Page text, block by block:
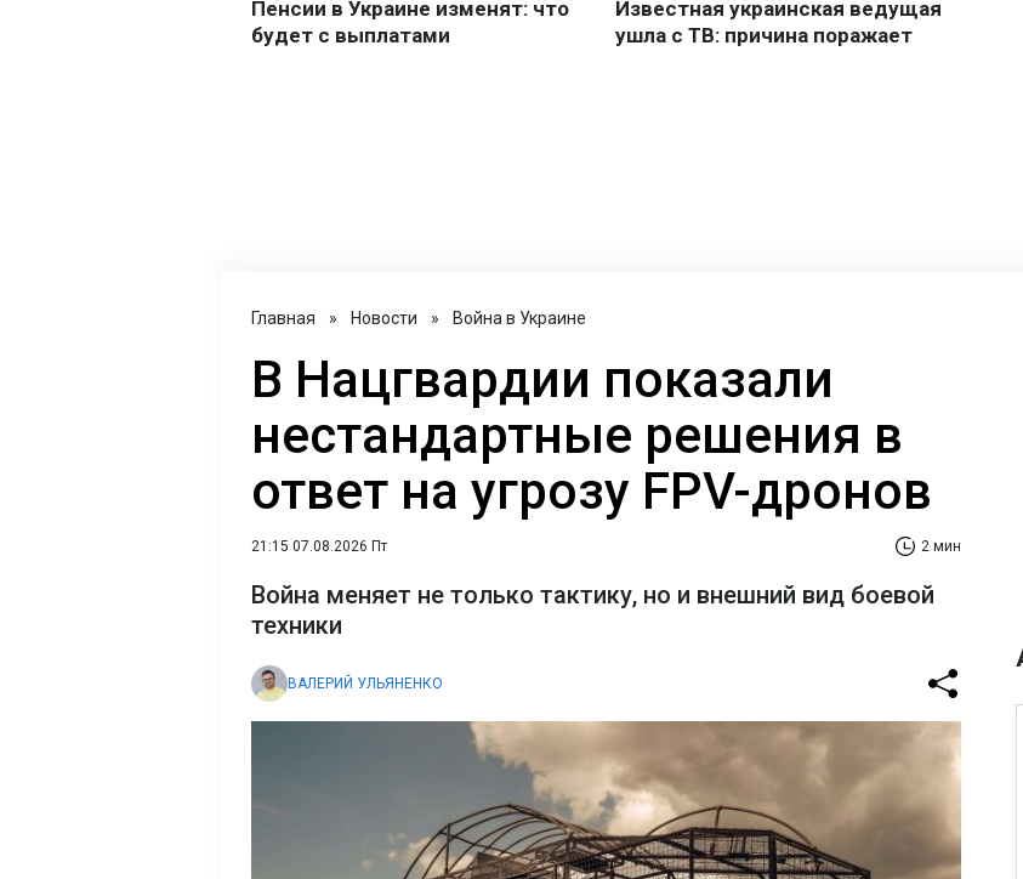
Главная » Новости » Война в Украине
В Нацгвардии показали
нестандартные решения в
ответ на угрозу FPV-дронов
21:15 07.08.2026 Пт 2 мин
Война меняет не только тактику, но и внешний вид боевой
техники
ВАЛЕРИЙ УЛЬЯНЕНКО